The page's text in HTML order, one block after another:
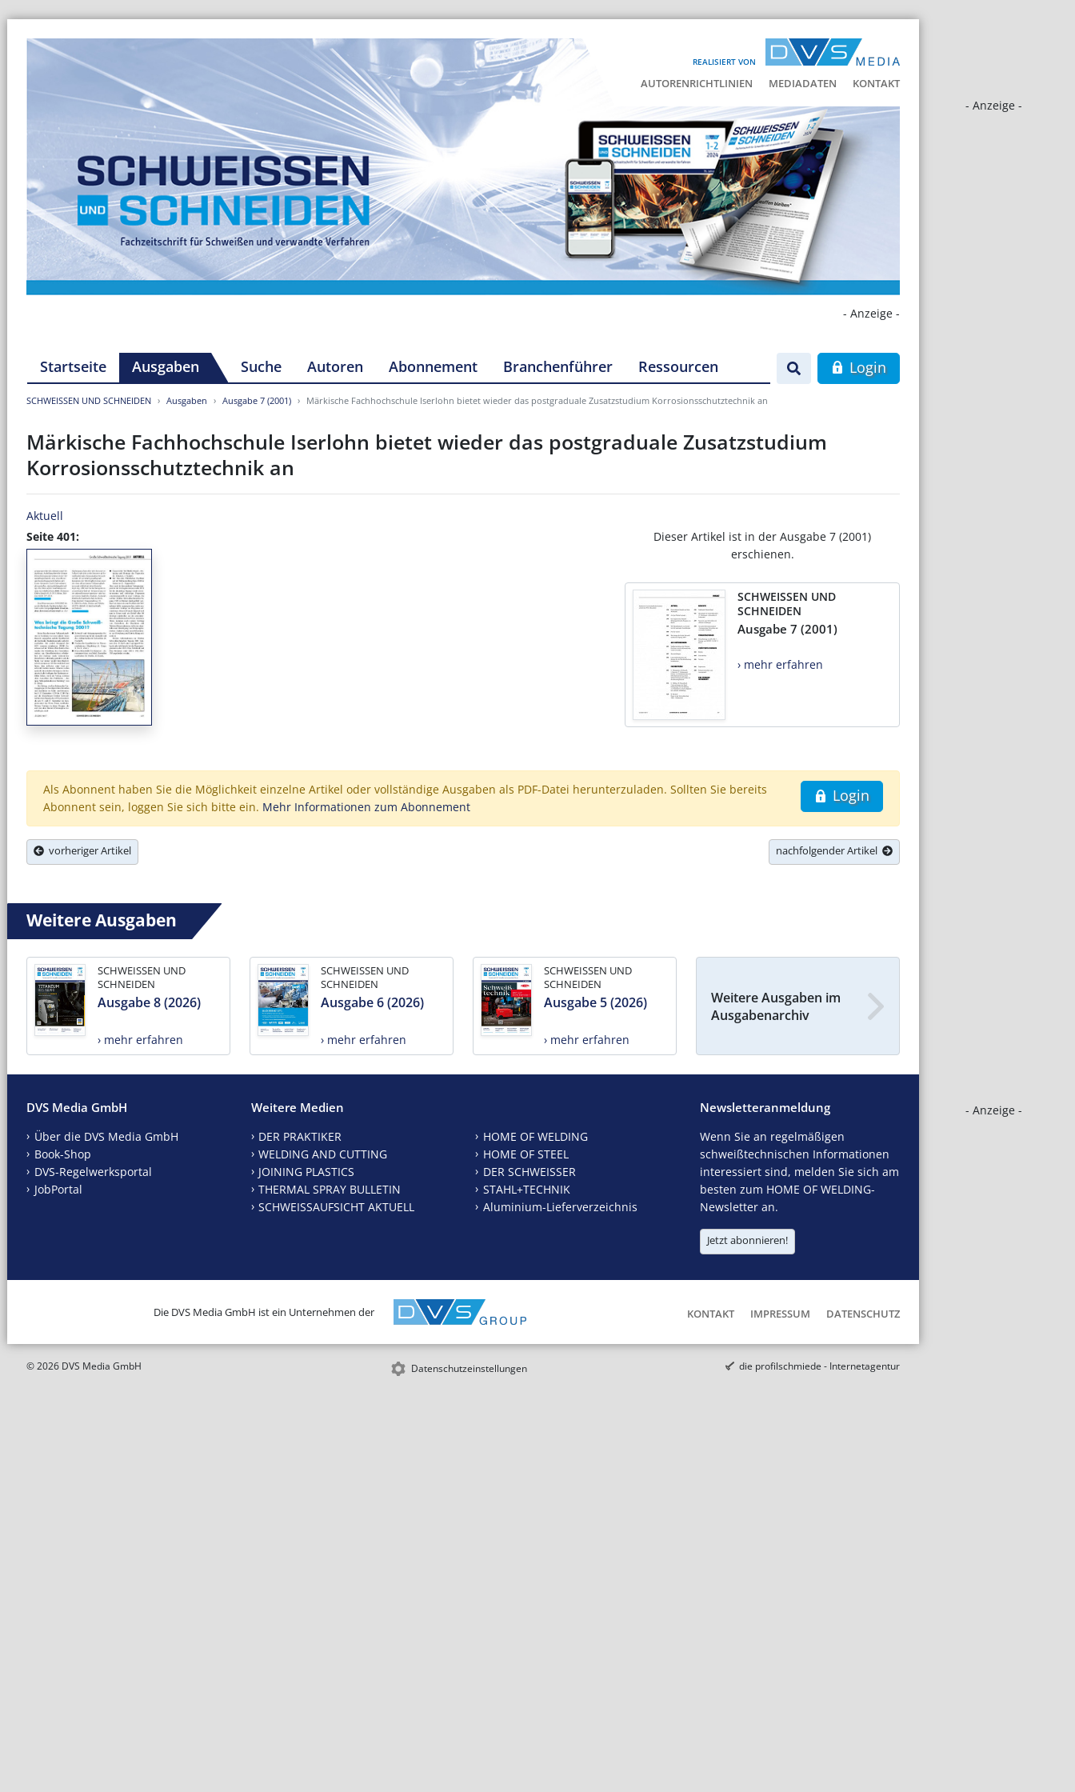
REALISIERT VON
AUTORENRICHTLINIEN MEDIADATEN KONTAKT
- Anzeige -
- Anzeige -
- Anzeige -
Startseite Ausgaben Suche Autoren Abonnement Branchenführer Ressourcen Login
SCHWEISSEN UND SCHNEIDEN Ausgaben Ausgabe 7 (2001) Märkische Fachhochschule Iserlohn bietet wieder das postgraduale Zusatzstudium Korrosionsschutztechnik an
Märkische Fachhochschule Iserlohn bietet wieder das postgraduale Zusatzstudium
Korrosionsschutztechnik an
Aktuell
Seite 401:
Dieser Artikel ist in der Ausgabe 7 (2001)
erschienen.
SCHWEISSEN UND
SCHNEIDEN
Ausgabe 7 (2001)
› mehr erfahren
Login
Als Abonnent haben Sie die Möglichkeit einzelne Artikel oder vollständige Ausgaben als PDF-Datei herunterzuladen. Sollten Sie bereits
Abonnent sein, loggen Sie sich bitte ein. Mehr Informationen zum Abonnement
vorheriger Artikel nachfolgender Artikel
Weitere Ausgaben
SCHWEISSEN UND
SCHNEIDEN
Ausgabe 8 (2026)
› mehr erfahren
SCHWEISSEN UND
SCHNEIDEN
Ausgabe 6 (2026)
› mehr erfahren
SCHWEISSEN UND
SCHNEIDEN
Ausgabe 5 (2026)
› mehr erfahren
Weitere Ausgaben im
Ausgabenarchiv
DVS Media GmbH
Über die DVS Media GmbH
Book-Shop
DVS-Regelwerksportal
JobPortal
Weitere Medien
DER PRAKTIKER
WELDING AND CUTTING
JOINING PLASTICS
THERMAL SPRAY BULLETIN
SCHWEISSAUFSICHT AKTUELL
HOME OF WELDING
HOME OF STEEL
DER SCHWEISSER
STAHL+TECHNIK
Aluminium-Lieferverzeichnis
Newsletteranmeldung
Wenn Sie an regelmäßigen
schweißtechnischen Informationen
interessiert sind, melden Sie sich am
besten zum HOME OF WELDING-
Newsletter an.
Jetzt abonnieren!
Die DVS Media GmbH ist ein Unternehmen der KONTAKT IMPRESSUM DATENSCHUTZ
© 2026 DVS Media GmbH Datenschutzeinstellungen die profilschmiede - Internetagentur